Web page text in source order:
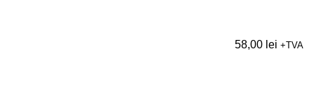
58,00 lei +TVA